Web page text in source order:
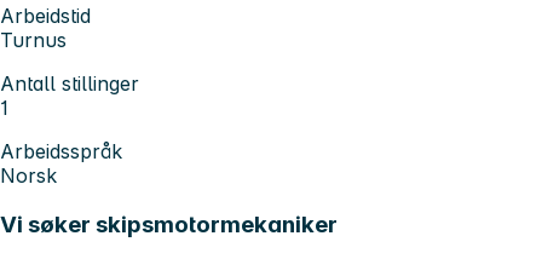
Arbeidstid
Turnus
Antall stillinger
1
Arbeidsspråk
Norsk
Vi søker skipsmotormekaniker